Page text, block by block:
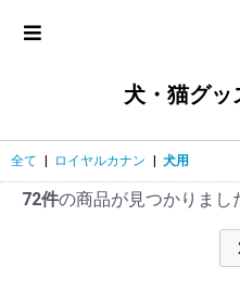
犬・猫グッ
全て ロイヤルカナン 犬用
72件の商品が見つかりまし